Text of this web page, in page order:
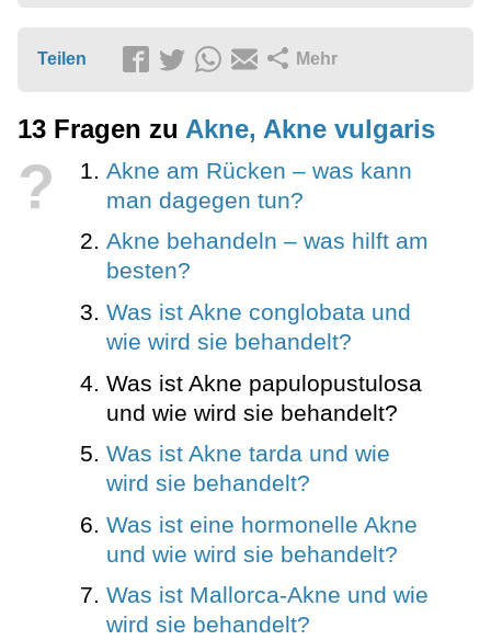
Teilen Mehr
13 Fragen zu Akne, Akne vulgaris
?
Akne am Rücken – was kann
man dagegen tun?
Akne behandeln – was hilft am
besten?
Was ist Akne conglobata und
wie wird sie behandelt?
Was ist Akne papulopustulosa
und wie wird sie behandelt?
Was ist Akne tarda und wie
wird sie behandelt?
Was ist eine hormonelle Akne
und wie wird sie behandelt?
Was ist Mallorca-Akne und wie
wird sie behandelt?